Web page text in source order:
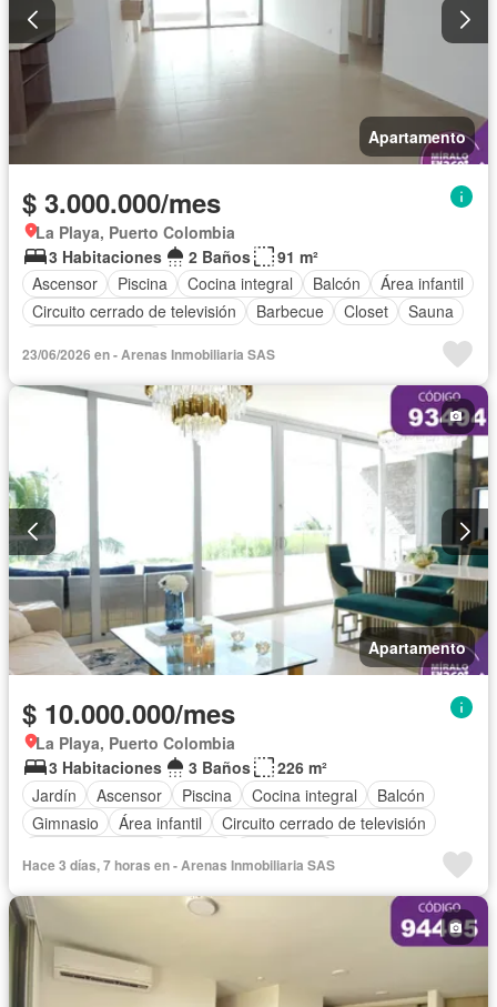
Apartamento
$ 3.000.000/mes
La Playa, Puerto Colombia
3 Habitaciones
2 Baños
91 m²
Ascensor
Piscina Cocina integral Balcón
Área infantil
Circuito cerrado de televisión
Barbecue Closet
Sauna
23/06/2026 en - Arenas Inmobiliaria SAS
Apartamento
$ 10.000.000/mes
La Playa, Puerto Colombia
3 Habitaciones
3 Baños
226 m²
Jardín
Ascensor Piscina Cocina integral
Balcón
Gimnasio
Área infantil
Circuito cerrado de televisión
Vista panorámica
Hace 3 días, 7 horas en - Arenas Inmobiliaria SAS